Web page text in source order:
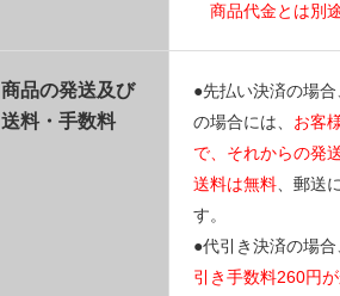
商品代金とは別
商品の発送及び
送料・手数料
●先払い決済の場
の場合には、 お客
で、それからの発
送料は無料 、郵送
す。
●代引き決済の場合
引き手数料260円が